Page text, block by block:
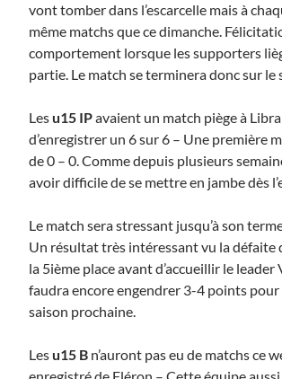
vont tomber dans l’escarcelle mais à
même matchs que ce dimanche.
comportement lorsque les supporters
partie. Le match se terminera donc sur le
Lesu15 IPavaient un match piège à
d’enregistrer un 6 sur 6 – Une première
de 0 – 0. Comme depuis plusieurs
avoir difficile de se mettre en jambe dès
Le match sera stressant jusqu’à son
Un résultat très intéressant vu la défaite
la 5ième place avant d’accueillir le
faudra encore engendrer 3-4 points
saison prochaine.
Lesu15 B n’auront pas eu de matchs ce